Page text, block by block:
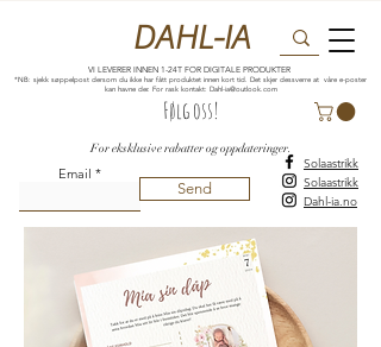
VI LEVERER INNEN 1-24T FOR DIGITALE PRODUKTER
*NB: sjekk søppelpost dersom du ikke har fått produktet innen kort tid. Det skjer dessverre at våre e-poster
kan havne der. For rask kontakt: Dahl-ia@outlook.com
DAHL-IA
For eksklusive rabatter og oppdateringer.
Følg oss!
Email
Send
Solaastrikk
Solaastrikk
Dahl-ia.no